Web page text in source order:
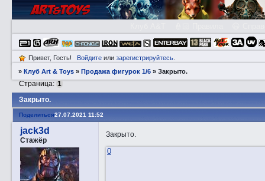
Привет, Гость! Войдитеили зарегистрируйтесь.
»Клуб Art & Toys »Продажа фигурок 1/6 »Закрытo.
Закрытo.
Страница: 1
Поделиться27.07.2021 11:52
jack3d
Стажёр
Закрытo.
0